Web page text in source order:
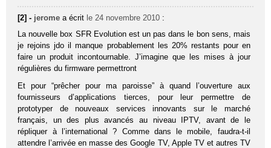
[2] - jerome a écrit le 24 novembre 2010 :
La nouvelle box SFR Evolution est un pas dans le bon sens, mais
je rejoins jdo il manque probablement les 20% restants pour en
faire un produit incontournable. J’imagine que les mises à jour
régulières du firmware permettront
Et pour “prêcher pour ma paroisse” à quand l’ouverture aux
fournisseurs d’applications tierces, pour leur permettre de
prototyper de nouveaux services innovants sur le marché
français, un des plus avancés au niveau IPTV, avant de le
répliquer à l’international ? Comme dans le mobile, faudra-t-il
attendre l’arrivée en masse des Google TV, Apple TV et autres TV